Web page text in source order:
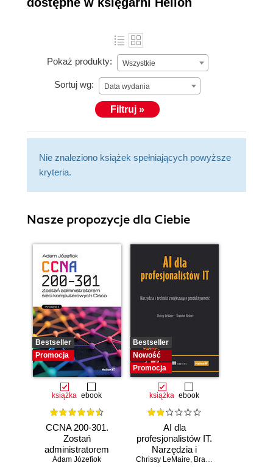
Pokaż produkty: Wszystkie
Sortuj wg: Data wydania
Filtruj »
Nie znaleziono książek spełniających powyższe
kryteria.
Nasze propozycje dla Ciebie
Bestseller
Promocja
książka ebook
CCNA 200-301.
Zostań
administratorem
sieci
Adam Józefiok
Bestseller
Nowość
Promocja
książka ebook
AI dla
profesjonalistów IT.
Narzędzia i
techniki
Chrissy LeMaire, Brandon Abshire